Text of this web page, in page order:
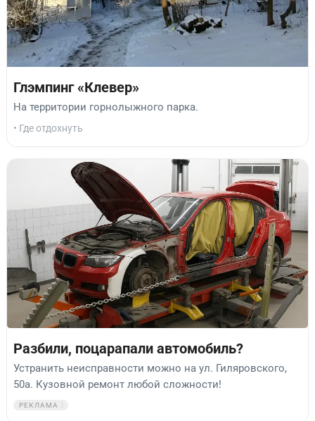
Глэмпинг «Клевер»
На территории горнолыжного парка.
• Где отдохнуть
Разбили, поцарапали автомобиль?
Устранить неисправности можно на ул. Гиляровского,
50а. Кузовной ремонт любой сложности!
РЕКЛАМА